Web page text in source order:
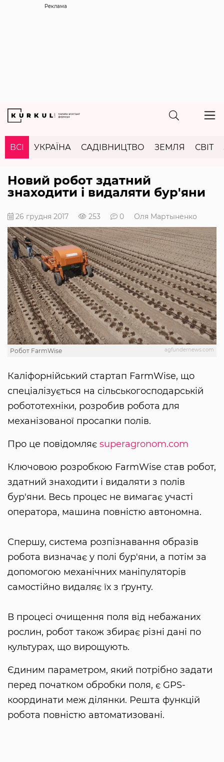
Реклама
ВСІ УКРАЇНА САДІВНИЦТВО ЗЕМЛЯ СВІТ
Новий робот здатний
знаходити і видаляти бур'яни
26 грудня 2017 253 0 Оля Мартыненко
agfundernews.com
Робот FarmWise
Каліфорнійський стартап FarmWise, що
спеціалізується на сільськогосподарській
робототехніки, розробив робота для
механізованої просапки полів.
Про це повідомляє superagronom.com
Ключовою розробкою FarmWise став робот,
здатний знаходити і видаляти з полів
бур'яни. Весь процес не вимагає участі
оператора, машина повністю автономна.
Спершу, система розпізнавання образів
робота визначає у полі бур'яни, а потім за
допомогою механічних маніпуляторів
самостійно видаляє їх з ґрунту.
В процесі очищення поля від небажаних
рослин, робот також збирає різні дані по
культурах, що вирощують.
Єдиним параметром, який потрібно задати
перед початком обробки поля, є GPS-
координати меж ділянки. Решта функцій
робота повністю автоматизовані.